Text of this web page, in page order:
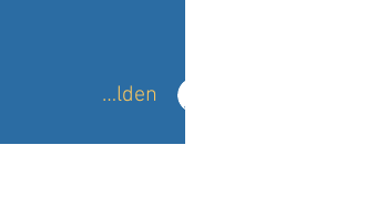
Anmelden